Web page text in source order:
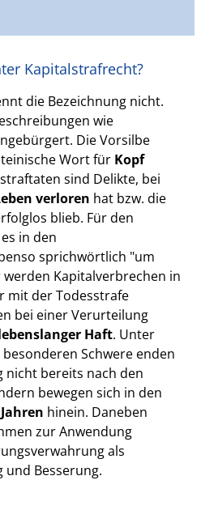
Kapitalstrafrecht?
die Bezeichnung nicht.
wie
Die Vorsilbe
Wort für Kopf
sind Delikte, bei
verloren hat bzw. die
blieb. Für den
in den
sprichwörtlich "um
werden Kapitalverbrechen in
mit der Todesstrafe
bei einer Verurteilung
Haft. Unter
Schwere enden
nicht bereits nach den
bewegen sich in den
hinein. Daneben
zur Anwendung
als
und Besserung.